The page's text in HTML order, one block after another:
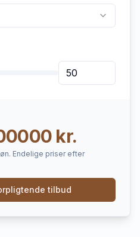
kr.
Endelige priser efter
tilbud